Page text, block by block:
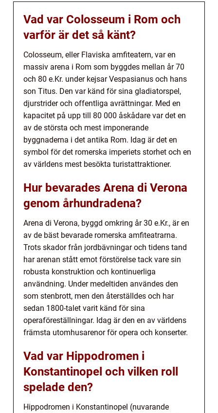
Vad var Colosseum i Rom och
varför är det så känt?
Colosseum, eller Flaviska amfiteatern, var en
massiv arena i Rom som byggdes mellan år 70
och 80 e.Kr. under kejsar Vespasianus och hans
son Titus. Den var känd för sina gladiatorspel,
djurstrider och offentliga avrättningar. Med en
kapacitet på upp till 80 000 åskådare var det en
av de största och mest imponerande
byggnaderna i det antika Rom. Idag är det en
symbol för det romerska imperiets storhet och en
av världens mest besökta turistattraktioner.
Hur bevarades Arena di Verona
genom århundradena?
Arena di Verona, byggd omkring år 30 e.Kr., är en
av de bäst bevarade romerska amfiteatrarna.
Trots skador från jordbävningar och tidens tand
har arenan stått emot förstörelse tack vare sin
robusta konstruktion och kontinuerliga
användning. Under medeltiden användes den
som stenbrott, men den återställdes och har
sedan 1800-talet varit känd för sina
operaföreställningar. Idag är den en av världens
främsta utomhusarenor för opera och konserter.
Vad var Hippodromen i
Konstantinopel och vilken roll
spelade den?
Hippodromen i Konstantinopel (nuvarande